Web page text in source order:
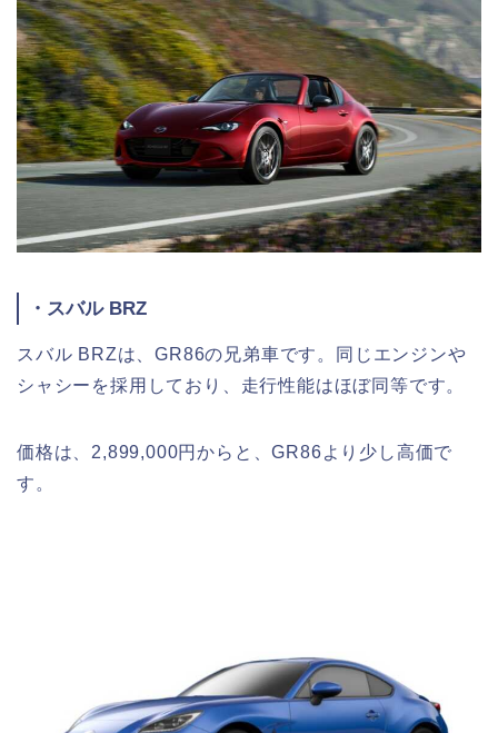
・スバル BRZ
スバル BRZは、GR86の兄弟車です。同じエンジンや
シャシーを採用しており、走行性能はほぼ同等です。
価格は、2,899,000円からと、GR86より少し高価で
す。